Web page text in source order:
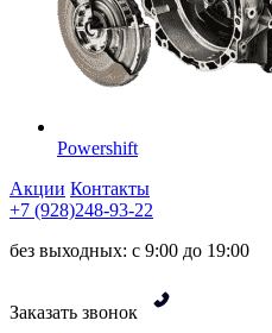
Powershift
Акции Контакты
+7 (928)248-93-22
без выходных: с 9:00 до 19:00
Заказать звонок